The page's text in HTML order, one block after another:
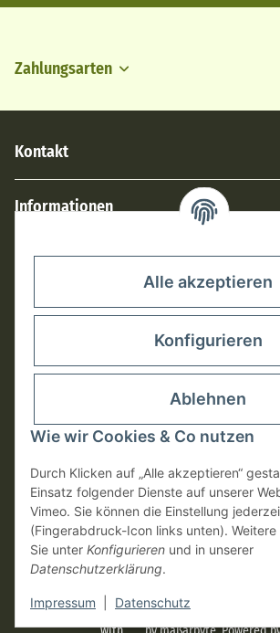
Alle akzeptieren
Konfigurieren
Ablehnen
Wie wir Cookies & Co nutzen
Durch Klicken auf „Alle akzeptieren“
Einsatz folgender Dienste auf unserer
Vimeo. Sie können die Einstellung
(Fingerabdruck-Icon links unten).
Sie unter Konfigurieren und in unserer
Datenschutzerklärung.
Impressum Datenschutz
Zahlungsarten
Kontakt
Informationen
Rechtliches
Vertrag widerrufen
* Alle Preise inkl. gesetzlicher USt.,